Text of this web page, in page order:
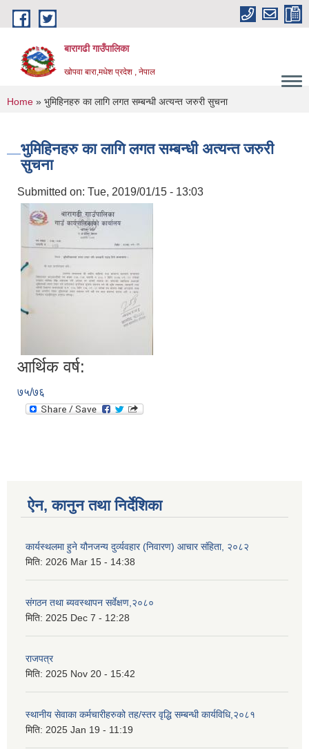
Skip to main content
बारागढी गाउँपालिका
खोपवा बारा,मधेश प्रदेश , नेपाल
You are here
Home » भुमिहिनहरु का लागि लगत सम्बन्धी अत्यन्त जरुरी सुचना
भुमिहिनहरु का लागि लगत सम्बन्धी अत्यन्त जरुरी
सुचना
Submitted on: Tue, 2019/01/15 - 13:03
आर्थिक वर्ष:
७५/७६
ऐन, कानुन तथा निर्देशिका
कार्यस्थलमा हुने यौनजन्य दुर्व्यवहार (निवारण) आचार संहिता, २०८२
मिति: 2026 Mar 15 - 14:38
संगठन तथा ब्यवस्थापन सर्वेक्षण,२०८०
मिति: 2025 Dec 7 - 12:28
राजपत्र
मिति: 2025 Nov 20 - 15:42
स्थानीय सेवाका कर्मचारीहरुको तह/स्तर वृद्धि सम्बन्धी कार्यविधि,२०८१
मिति: 2025 Jan 19 - 11:19